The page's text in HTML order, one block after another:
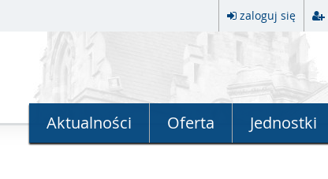
zaloguj się
Aktualności Oferta Jednostki